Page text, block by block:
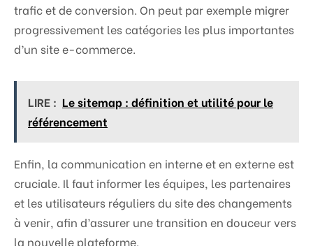
trafic et de conversion. On peut par exemple migrer
progressivement les catégories les plus importantes
d’un site e-commerce.
LIRE : Le sitemap : définition et utilité pour le
référencement
Enfin, la communication en interne et en externe est
cruciale. Il faut informer les équipes, les partenaires
et les utilisateurs réguliers du site des changements
à venir, afin d’assurer une transition en douceur vers
la nouvelle plateforme.